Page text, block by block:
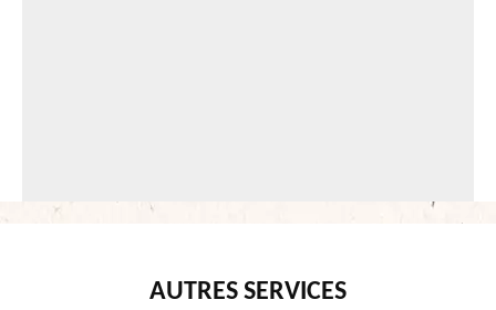
AUTRES SERVICES